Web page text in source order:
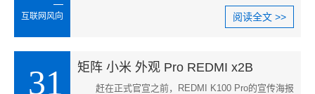
互联网风向 阅读全文 >>
31 矩阵 小米 外观 Pro REDMI x2B
赶在正式官宣之前，REDMI K100 Pro的宣传海报